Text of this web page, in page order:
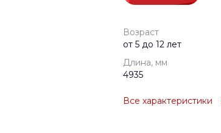
Возраст
от 5 до 12 лет
Длина, мм
4935
Все характеристики